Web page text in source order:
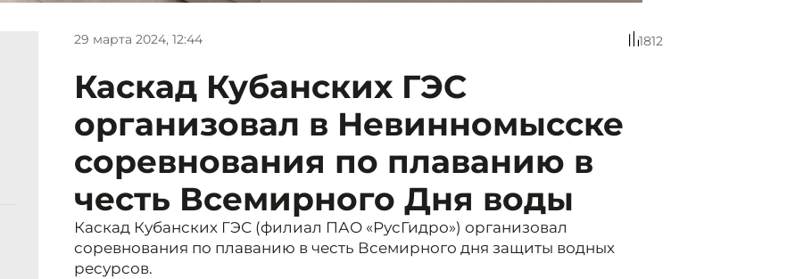
29 марта 2024, 12:44 1812
Каскад Кубанских ГЭС
организовал в Невинномысске
соревнования по плаванию в
честь Всемирного Дня воды
Каскад Кубанских ГЭС (филиал ПАО «РусГидро») организовал
соревнования по плаванию в честь Всемирного дня защиты водных
ресурсов.